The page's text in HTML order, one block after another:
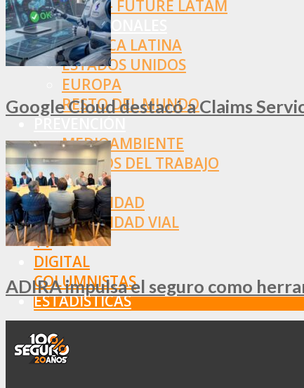
INESE – FÜTURE LATAM
INTERNACIONALES
AMÉRICA LATINA
ESTADOS UNIDOS
EUROPA
RESTO DEL MUNDO
MEDIOAMBIENTE
RIESGOS DEL TRABAJO
SALUD
SEGURIDAD
SEGURIDAD VIAL
TV
DIGITAL
COLUMNISTAS
ESTADÍSTICAS
Google Cloud destacó a Claims
ADIRA impulsa el seguro como